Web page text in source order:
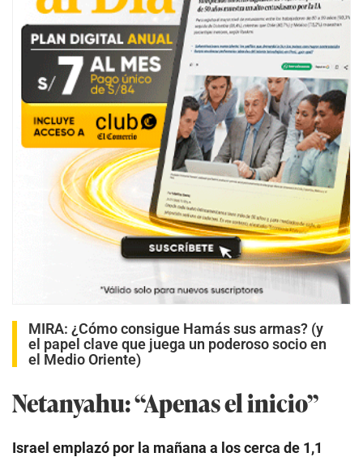
MIRA: ¿Cómo consigue Hamás sus armas? (y
el papel clave que juega un poderoso socio en
el Medio Oriente)
Netanyahu: “Apenas el inicio”
Israel emplazó por la mañana a los cerca de 1,1